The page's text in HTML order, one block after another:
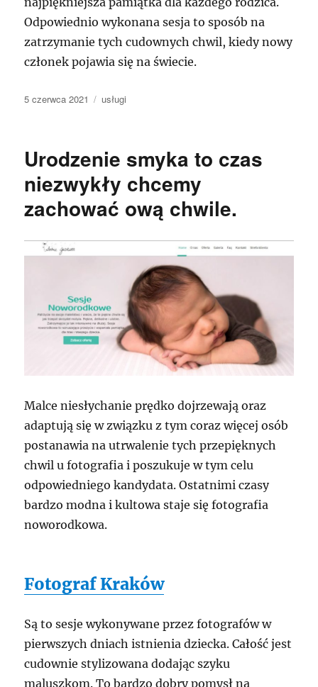
Odpowiednio wykonana sesja to sposób na
zatrzymanie tych cudownych chwil, kiedy nowy
członek pojawia się na świecie.
Data
5 czerwca 2021 Kategorie
usługi
Urodzenie smyka to czas
niezwykły chcemy
zachować ową chwile.
Malce niesłychanie prędko dojrzewają oraz
adaptują się w związku z tym coraz więcej osób
postanawia na utrwalenie tych przepięknych
chwil u fotografia i poszukuje w tym celu
odpowiedniego kandydata. Ostatnimi czasy
bardzo modna i kultowa staje się fotografia
noworodkowa.
Fotograf Kraków
Są to sesje wykonywane przez fotografów w
pierwszych dniach istnienia dziecka. Całość jest
cudownie stylizowana dodając szyku
maluszkom. To bardzo dobry pomysł na